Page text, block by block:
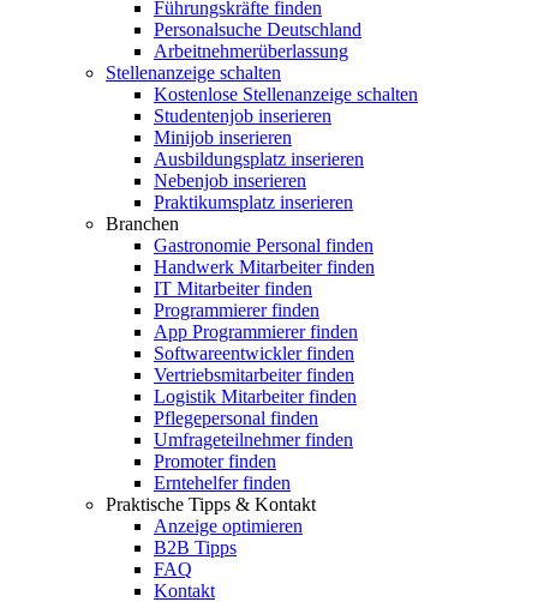
Führungskräfte finden
Personalsuche Deutschland
Arbeitnehmerüberlassung
Stellenanzeige schalten
Kostenlose Stellenanzeige schalten
Studentenjob inserieren
Minijob inserieren
Ausbildungsplatz inserieren
Nebenjob inserieren
Praktikumsplatz inserieren
Branchen
Gastronomie Personal finden
Handwerk Mitarbeiter finden
IT Mitarbeiter finden
Programmierer finden
App Programmierer finden
Softwareentwickler finden
Vertriebsmitarbeiter finden
Logistik Mitarbeiter finden
Pflegepersonal finden
Umfrageteilnehmer finden
Promoter finden
Erntehelfer finden
Praktische Tipps & Kontakt
Anzeige optimieren
B2B Tipps
FAQ
Kontakt